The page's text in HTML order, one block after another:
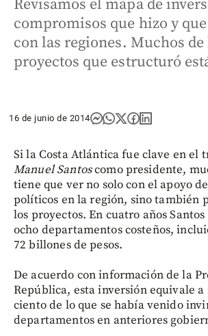
Revisamos el mapa de
compromisos que hizo y
con las regiones. Muchos de
proyectos que estructuró
16 de junio de 2014
Si la Costa Atlántica fue clave en el
Manuel Santoscomo presidente,
tiene que ver no solo con el apoyo
políticos en la región, sino también
los proyectos. En cuatro años
ocho departamentos costeños,
72 billones de pesos.
De acuerdo con información de la
República, esta inversión equivale a
ciento de lo que se había venido
departamentos en anteriores